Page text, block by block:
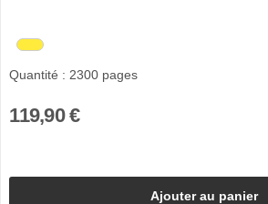
Quantité : 2300 pages
119,90 €
Ajouter au panier